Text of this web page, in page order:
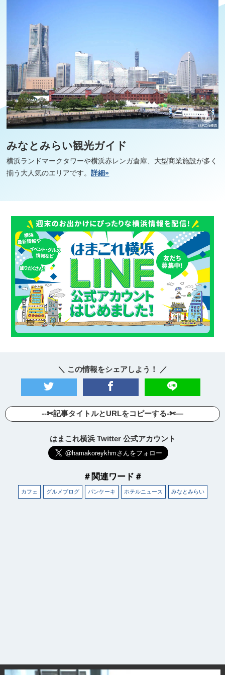
みなとみらい観光ガイド
横浜ランドマークタワーや横浜赤レンガ倉庫、大型商業施設が多く
揃う大人気のエリアです。詳細»
＼ この情報をシェアしよう！ ／
--✄記事タイトルとURLをコピーする-✄—
はまこれ横浜 Twitter 公式アカウント
＃関連ワード＃
カフェ グルメブログ パンケーキ ホテルニュース みなとみらい